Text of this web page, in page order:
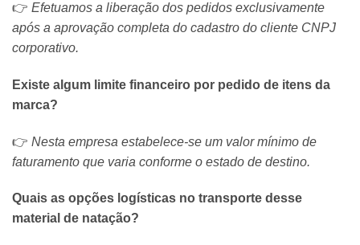
👉 Efetuamos a liberação dos pedidos exclusivamente
após a aprovação completa do cadastro do cliente CNPJ
corporativo.
Existe algum limite financeiro por pedido de itens da
marca?
👉 Nesta empresa estabelece-se um valor mínimo de
faturamento que varia conforme o estado de destino.
Quais as opções logísticas no transporte desse
material de natação?